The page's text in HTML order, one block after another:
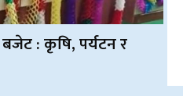
: कृषि, पर्यटन र